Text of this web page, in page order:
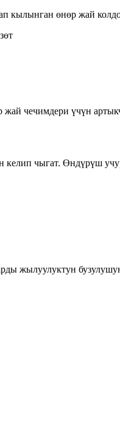
кылынган өнөр жай
чечимдери үчүн
чыгат. Өндүрүш
жылуулуктун